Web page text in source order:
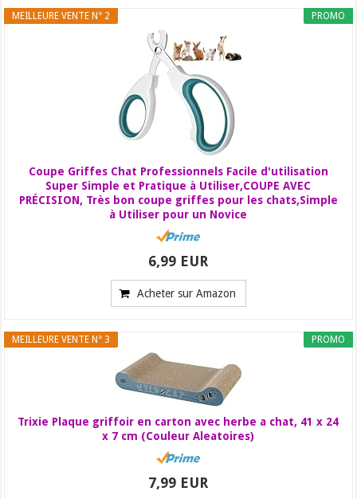
PROMO
MEILLEURE VENTE N° 2
Coupe Griffes Chat Professionnels Facile d'utilisation
Super Simple et Pratique à Utiliser,COUPE AVEC
PRÉCISION, Très bon coupe griffes pour les chats,Simple
à Utiliser pour un Novice
6,99 EUR
Acheter sur Amazon
PROMO
MEILLEURE VENTE N° 3
Trixie Plaque griffoir en carton avec herbe a chat, 41 x 24
x 7 cm (Couleur Aleatoires)
7,99 EUR